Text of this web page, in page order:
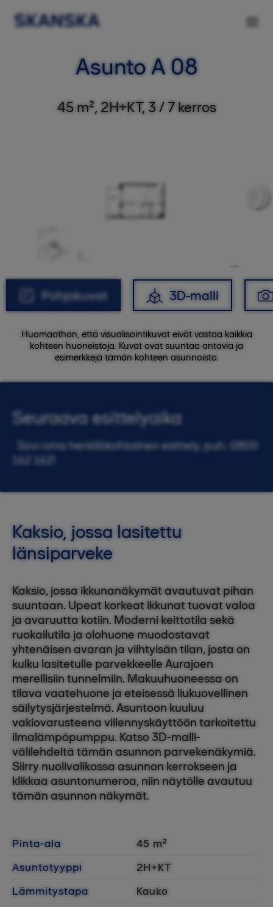
Asunto A 08
45 m², 2H+KT, 3 / 7 kerros
Pohjakuvat 3D-malli
Huomaathan, että visualisointikuvat eivät vastaa kaikkia
kohteen huoneistoja. Kuvat ovat suuntaa antavia ja
esimerkkejä tämän kohteen asunnoista.
Seuraava esittelyaika
Sovi oma henkilökohtainen esittely, puh. 0800
162 162!
Kaksio, jossa lasitettu
länsiparveke
Kaksio, jossa ikkunanäkymät avautuvat pihan
suuntaan. Upeat korkeat ikkunat tuovat valoa
ja avaruutta kotiin. Moderni keittotila sekä
ruokailutila ja olohuone muodostavat
yhtenäisen avaran ja viihtyisän tilan, josta on
kulku lasitetulle parvekkeelle Aurajoen
merellisiin tunnelmiin. Makuuhuoneessa on
tilava vaatehuone ja eteisessä liukuovellinen
säilytysjärjestelmä. Asuntoon kuuluu
vakiovarusteena viilennyskäyttöön tarkoitettu
ilmalämpöpumppu. Katso 3D-malli-
välilehdeltä tämän asunnon parvekenäkymiä.
Siirry nuolivalikossa asunnon kerrokseen ja
klikkaa asuntonumeroa, niin näytölle avautuu
tämän asunnon näkymät.
Pinta-ala
45 m²
Asuntotyyppi
2H+KT
Lämmitystapa
Kauko